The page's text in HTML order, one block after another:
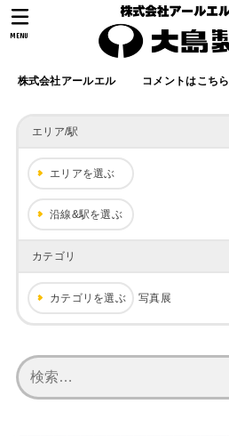
株式会社アールエル コメントはこちら
MENU
エリア/駅
エリアを選ぶ
沿線&駅を選ぶ
カテゴリ
カテゴリを選ぶ 写真展
索: